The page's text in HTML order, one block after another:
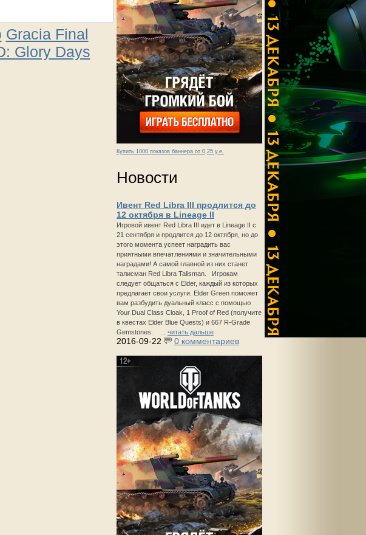
Купить 1000 показов баннера от 0,25 у.е.
Новости
Ивент Red Libra III продлится до
12 октября в Lineage II
Игровой ивент Red Libra III идет в Lineage II с
21 сентября и продлится до 12 октября, но до
этого момента успеет наградить вас
приятными впечатлениями и значительными
наградами! А самой главной из них станет
талисман Red Libra Talisman. Игрокам
следует общаться с Elder, каждый из которых
предлагает свои услуги. Elder Green поможет
вам разбудить дуальный класс с помощью
Your Dual Class Cloak, 1 Proof of Red (получите
в квестах Elder Blue Quests) и 667 R-Grade
Gemstones. ... читать дальше
2016-09-22 0 комментариев
Gracia Final
Glory Days